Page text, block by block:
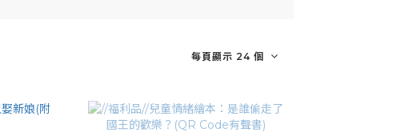
每頁顯示 24 個